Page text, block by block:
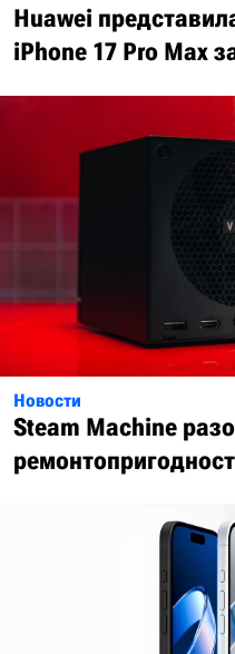
Huawei
iPhone 17 Pro Max
Новости
Steam Machine